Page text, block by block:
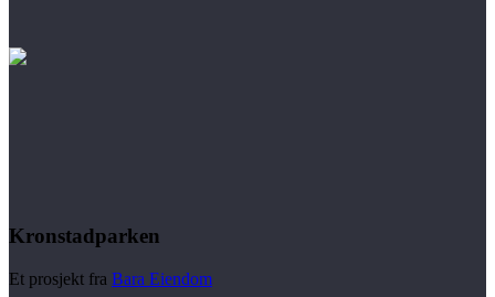
Kronstadparken
Et prosjekt fra Bara Eiendom